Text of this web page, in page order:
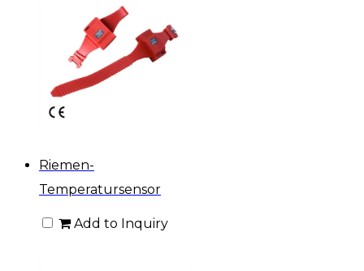
Riemen-
Temperatursensor
Add to Inquiry